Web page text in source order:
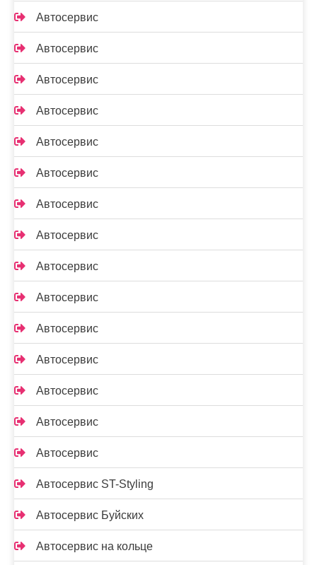
Автосервис
Автосервис
Автосервис
Автосервис
Автосервис
Автосервис
Автосервис
Автосервис
Автосервис
Автосервис
Автосервис
Автосервис
Автосервис
Автосервис
Автосервис
Автосервис ST-Styling
Автосервис Буйских
Автосервис на кольце